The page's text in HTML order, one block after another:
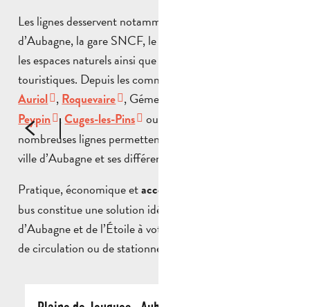
Les lignes desservent notamment le centre historique
d’Aubagne, la gare SNCF, le marché, les lieux culturels,
les espaces naturels ainsi que de nombreux sites
touristiques. Depuis les communes du territoire, comme
Auriol , Roquevaire , Gémenos,
Peypin ,Cuges-les-Pins ou
nombreuses lignes permettent également d’atteindre la
ville d’Aubagne et ses différents quartiers.
Pratique, économique etaccessible à tous
bus constitue une solution idéale pour explorer le Pays
d’Aubagne et de l’Étoile à votre rythme, sans contrainte
de circulation ou de stationnement.